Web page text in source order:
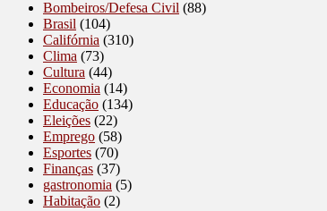
Bombeiros/Defesa Civil (88)
Brasil (104)
Califórnia (310)
Clima (73)
Cultura (44)
Economia (14)
Educação (134)
Eleições (22)
Emprego (58)
Esportes (70)
Finanças (37)
gastronomia (5)
Habitação (2)